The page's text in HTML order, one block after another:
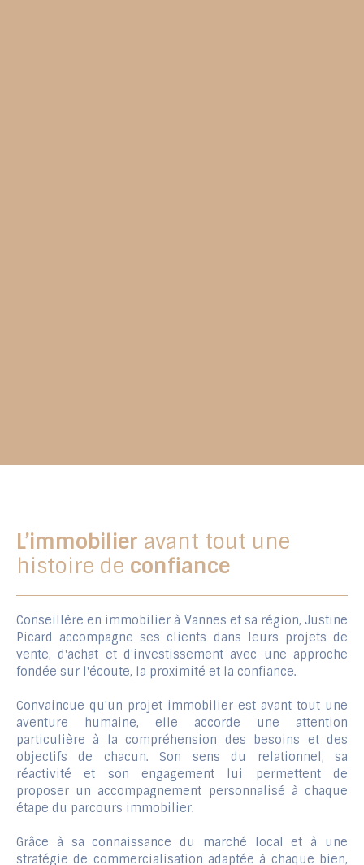
L’immobilier avant tout une
histoire de confiance
Conseillère en immobilier à Vannes et sa région, Justine
Picard accompagne ses clients dans leurs projets de
vente, d'achat et d'investissement avec une approche
fondée sur l'écoute, la proximité et la confiance.
Convaincue qu'un projet immobilier est avant tout une
aventure humaine, elle accorde une attention
particulière à la compréhension des besoins et des
objectifs de chacun. Son sens du relationnel, sa
réactivité et son engagement lui permettent de
proposer un accompagnement personnalisé à chaque
étape du parcours immobilier.
Grâce à sa connaissance du marché local et à une
stratégie de commercialisation adaptée à chaque bien,